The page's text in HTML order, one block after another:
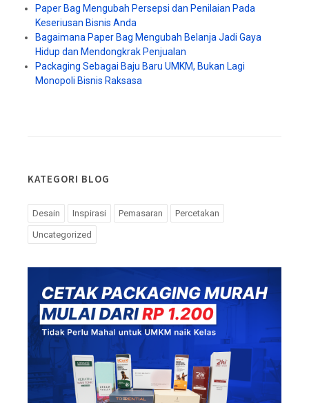
Paper Bag Mengubah Persepsi dan Penilaian Pada
Keseriusan Bisnis Anda
Bagaimana Paper Bag Mengubah Belanja Jadi Gaya
Hidup dan Mendongkrak Penjualan
Packaging Sebagai Baju Baru UMKM, Bukan Lagi
Monopoli Bisnis Raksasa
KATEGORI BLOG
Desain Inspirasi Pemasaran Percetakan
Uncategorized